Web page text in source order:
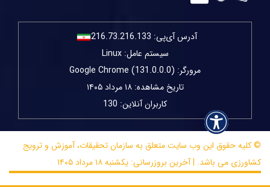
آدرس آی‌پی: 216.73.216.133
سیستم عامل: Linux
مرورگر: Google Chrome (131.0.0.0)
تاریخ مشاهده: ۱۸ مرداد ۱۴۰۵
کاربران آنلاین: 130
© کلیه حقوق این وب سایت متعلق به سازمان تحقیقات، آموزش و ترویج
کشاورزی می باشد. | آخرین بروزرسانی: یکشنبه ۱۸ مرداد ۱۴۰۵